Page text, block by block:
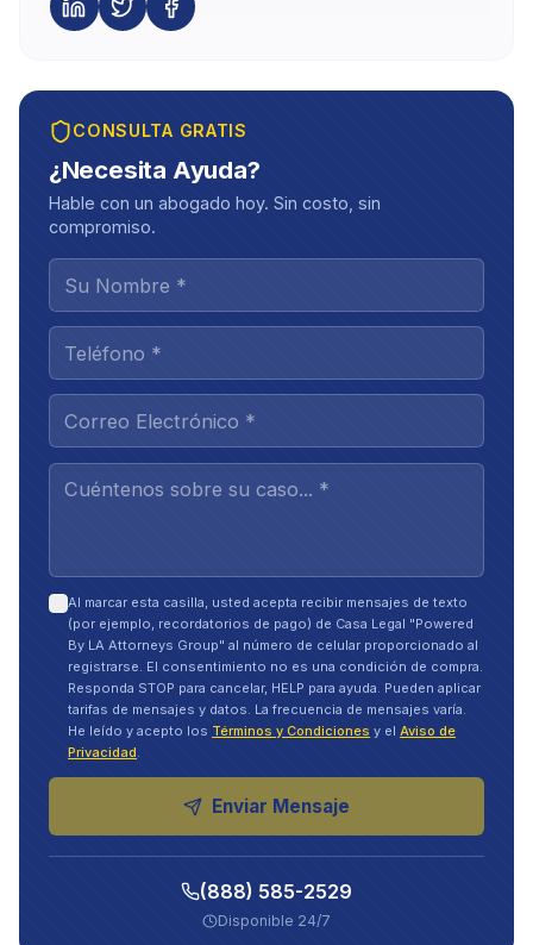
CONSULTA GRATIS
¿Necesita Ayuda?
Hable con un abogado hoy. Sin costo, sin
compromiso.
Al marcar esta casilla, usted acepta recibir mensajes de texto
(por ejemplo, recordatorios de pago) de Casa Legal "Powered
By LA Attorneys Group" al número de celular proporcionado al
registrarse. El consentimiento no es una condición de compra.
Responda STOP para cancelar, HELP para ayuda. Pueden aplicar
tarifas de mensajes y datos. La frecuencia de mensajes varía.
He leído y acepto los Términos y Condiciones y el Aviso de
Privacidad.
Enviar Mensaje
(888) 585-2529
Disponible 24/7